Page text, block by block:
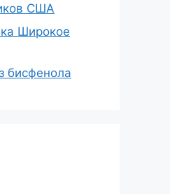
США
Широкое
бисфенола